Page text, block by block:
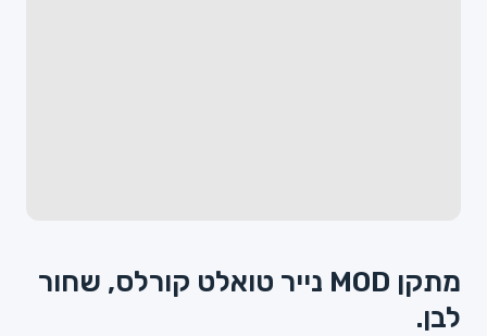
מתקן MOD נייר טואלט קורלס, שחור
לבן.